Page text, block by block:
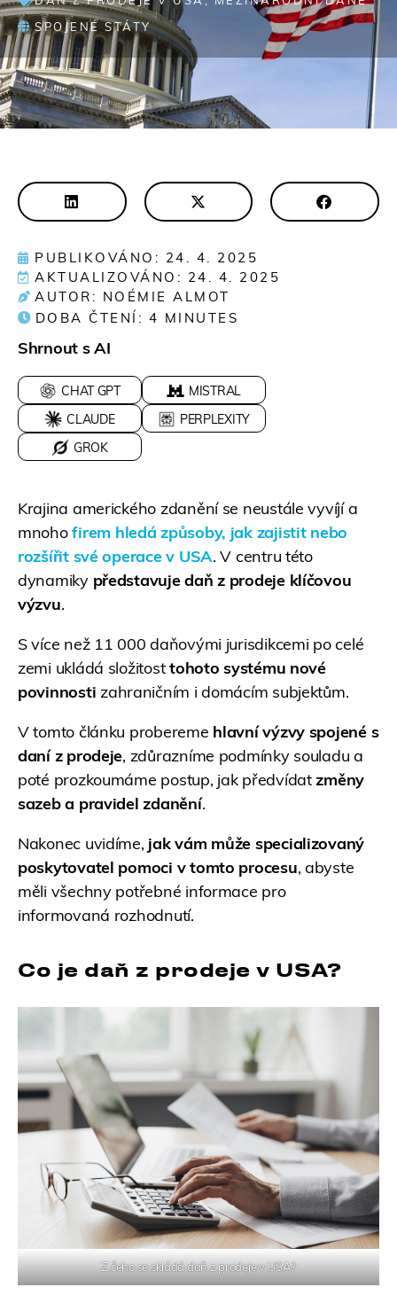
SPOJENÉ STÁTY
PUBLIKOVÁNO: 24. 4. 2025
AKTUALIZOVÁNO: 24. 4. 2025
AUTOR: NOÉMIE ALMOT
DOBA ČTENÍ: 4 MINUTES
Shrnout s AI
CHAT GPT
MISTRAL
CLAUDE
PERPLEXITY
GROK
Krajina amerického zdanění se neustále vyvíjí a
mnohofirem hledá způsoby, jak zajistit nebo
rozšířit své operace v USA. V centru této
dynamiky představuje daň z prodeje klíčovou
výzvu.
S více než 11 000 daňovými jurisdikcemi po celé
zemi ukládá složitosttohoto systému nové
povinnosti zahraničním i domácím subjektům.
V tomto článku probereme hlavní výzvy spojené s
daní z prodeje, zdůrazníme podmínky souladu a
poté prozkoumáme postup, jak předvídatzměny
sazeb a pravidel zdanění.
Nakonec uvidíme, jak vám může specializovaný
poskytovatel pomoci v tomto procesu, abyste
měli všechny potřebné informace pro
informovaná rozhodnutí.
Co je daň z prodeje v USA?
Z čeho se skládá daň z prodeje v USA?